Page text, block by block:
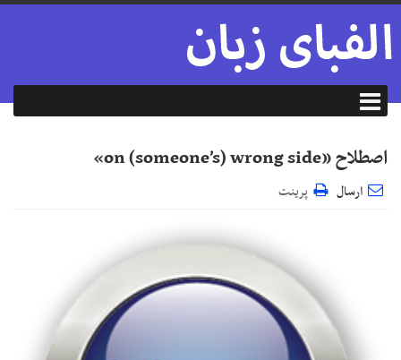
اصطلاح «on (someone’s) wrong side»
ارسال پرینت